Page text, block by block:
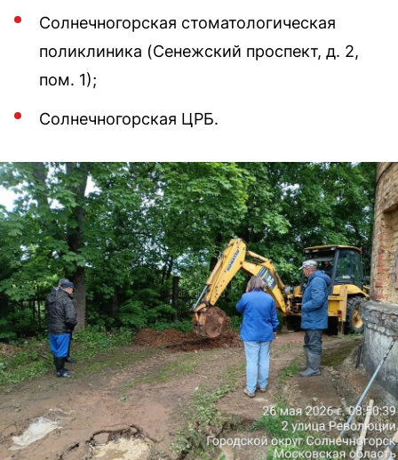
Солнечногорская стоматологическая
поликлиника (Сенежский проспект, д. 2,
пом. 1);
Солнечногорская ЦРБ.